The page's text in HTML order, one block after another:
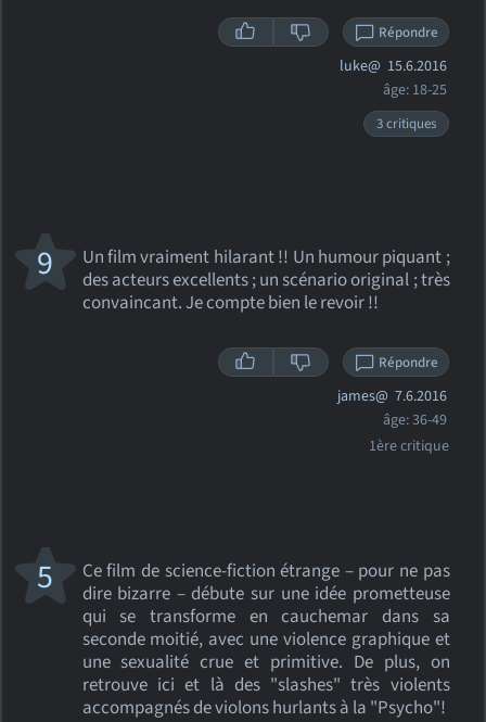
Répondre
luke@ 15.6.2016
âge: 18-25
3 critiques
Un film vraiment hilarant !! Un humour piquant ;
des acteurs excellents ; un scénario original ; très
convaincant. Je compte bien le revoir !!
9
Répondre
james@ 7.6.2016
âge: 36-49
1ère critique
Ce film de science-fiction étrange – pour ne pas
dire bizarre – débute sur une idée prometteuse
qui se transforme en cauchemar dans sa
seconde moitié, avec une violence graphique et
une sexualité crue et primitive. De plus, on
retrouve ici et là des "slashes" très violents
accompagnés de violons hurlants à la "Psycho"!
5